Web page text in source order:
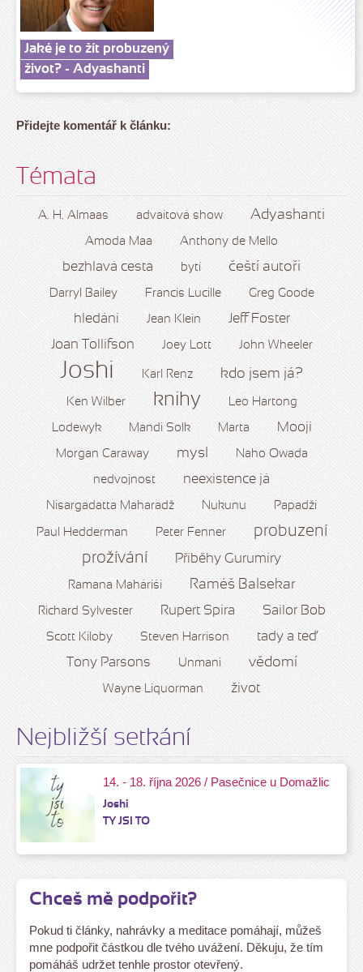
Jaké je to žít probuzený
život? - Adyashanti
Přidejte komentář k článku:
Témata
A. H. Almaas advaitová show Adyashanti
Amoda Maa Anthony de Mello
bezhlavá cesta bytí čeští autoři
Darryl Bailey Francis Lucille Greg Goode
hledání Jean Klein Jeff Foster
Joan Tollifson Joey Lott John Wheeler
Joshi Karl Renz kdo jsem já?
Ken Wilber knihy Leo Hartong
Lodewyk Mandi Solk Marta Mooji
Morgan Caraway mysl Naho Owada
nedvojnost neexistence já
Nisargadatta Maharadž Nukunu Papadží
Paul Hedderman Peter Fenner
probuzení
prožívání
Příběhy Gurumíry
Ramana Maháriši Raméš Balsekar
Richard Sylvester Rupert Spira Sailor Bob
Scott Kiloby Steven Harrison tady a teď
Tony Parsons Unmani vědomí
Wayne Liquorman život
Nejbližší setkání
14. - 18. října 2026 / Pasečnice u Domažlic
Joshi
TY JSI TO
Chceš mě podpořit?
Pokud ti články, nahrávky a meditace pomáhají, můžeš
mne podpořit částkou dle tvého uvážení. Děkuju, že tím
pomáháš udržet tenhle prostor otevřený.